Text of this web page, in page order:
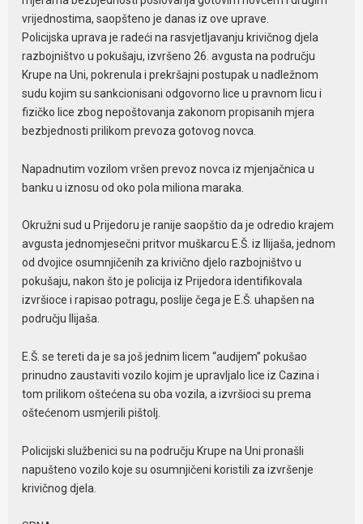
vrijednostima, saopšteno je danas iz ove uprave.
Policijska uprava je radeći na rasvjetljavanju krivičnog djela
razbojništvo u pokušaju, izvršeno 26. avgusta na području
Krupe na Uni, pokrenula i prekršajni postupak u nadležnom
sudu kojim su sankcionisani odgovorno lice u pravnom licu i
fizičko lice zbog nepoštovanja zakonom propisanih mjera
bezbjednosti prilikom prevoza gotovog novca.
Napadnutim vozilom vršen prevoz novca iz mjenjačnica u
banku u iznosu od oko pola miliona maraka.
Okružni sud u Prijedoru je ranije saopštio da je odredio krajem
avgusta jednomjesečni pritvor muškarcu E.Š. iz Ilijaša, jednom
od dvojice osumnjičenih za krivično djelo razbojništvo u
pokušaju, nakon što je policija iz Prijedora identifikovala
izvršioce i rapisao potragu, poslije čega je E.Š. uhapšen na
području Ilijaša.
E.Š. se tereti da je sa još jednim licem “audijem” pokušao
prinudno zaustaviti vozilo kojim je upravljalo lice iz Cazina i
tom prilikom oštećena su oba vozila, a izvršioci su prema
oštećenom usmjerili pištolj.
Policijski službenici su na području Krupe na Uni pronašli
napušteno vozilo koje su osumnjičeni koristili za izvršenje
krivičnog djela.